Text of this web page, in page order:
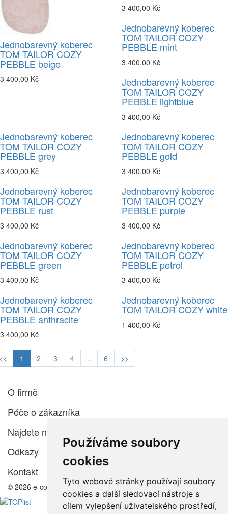
Používáme soubory
cookies
Tyto webové stránky používají soubory
cookies a další sledovací nástroje s
cílem vylepšení uživatelského prostředí,
Jednobarevný koberec
TOM TAILOR COZY
PEBBLE beige
3 400,00 Kč
3 400,00 Kč
Jednobarevný koberec
TOM TAILOR COZY
PEBBLE mint
3 400,00 Kč
Jednobarevný koberec
TOM TAILOR COZY
PEBBLE lightblue
3 400,00 Kč
Jednobarevný koberec
TOM TAILOR COZY
PEBBLE grey
3 400,00 Kč
Jednobarevný koberec
TOM TAILOR COZY
PEBBLE gold
3 400,00 Kč
Jednobarevný koberec
TOM TAILOR COZY
PEBBLE rust
3 400,00 Kč
Jednobarevný koberec
TOM TAILOR COZY
PEBBLE purple
3 400,00 Kč
Jednobarevný koberec
TOM TAILOR COZY
PEBBLE green
3 400,00 Kč
Jednobarevný koberec
TOM TAILOR COZY
PEBBLE petrol
3 400,00 Kč
Jednobarevný koberec
TOM TAILOR COZY
PEBBLE anthracite
3 400,00 Kč
Jednobarevný koberec
TOM TAILOR COZY white
1 400,00 Kč
1 2 3 4 .. 6 >>
O firmě
Péče o zákazníka
Najdete nás
Odkazy
Kontakt
© 2026 e-color.cz